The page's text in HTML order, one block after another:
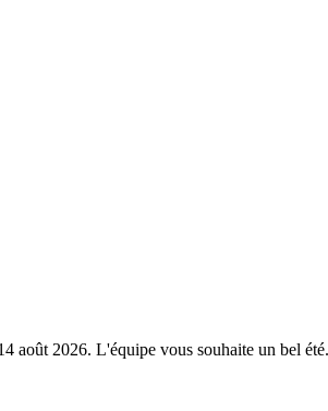
août 2026. L'équipe vous souhaite un bel été.